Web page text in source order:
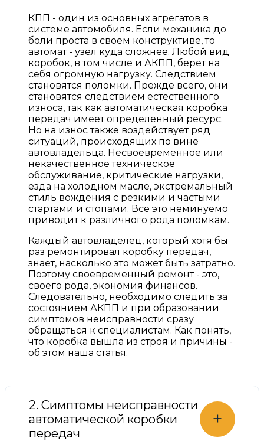
КПП - один из основных агрегатов в
системе автомобиля. Если механика до
боли проста в своем конструктиве, то
автомат - узел куда сложнее. Любой вид
коробок, в том числе и АКПП, берет на
себя огромную нагрузку. Следствием
становятся поломки. Прежде всего, они
становятся следствием естественного
износа, так как автоматическая коробка
передач имеет определенный ресурс.
Но на износ также воздействует ряд
ситуаций, происходящих по вине
автовладельца. Несвоевременное или
некачественное техническое
обслуживание, критические нагрузки,
езда на холодном масле, экстремальный
стиль вождения с резкими и частыми
стартами и стопами. Все это неминуемо
приводит к различного рода поломкам.
Каждый автовладелец, который хотя бы
раз ремонтировал коробку передач,
знает, насколько это может быть затратно.
Поэтому своевременный ремонт - это,
своего рода, экономия финансов.
Следовательно, необходимо следить за
состоянием АКПП и при образовании
симптомов неисправности сразу
обращаться к специалистам. Как понять,
что коробка вышла из строя и причины -
об этом наша статья.
2. Симптомы неисправности
автоматической коробки
передач
+